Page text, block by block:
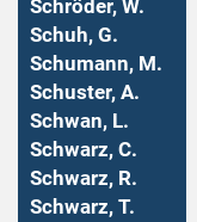
Schröder, W.
Schuh, G.
Schumann, M.
Schuster, A.
Schwan, L.
Schwarz, C.
Schwarz, R.
Schwarz, T.